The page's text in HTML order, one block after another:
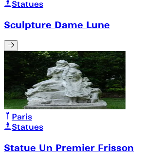
Statues
Sculpture Dame Lune
Paris
Statues
Statue Un Premier Frisson